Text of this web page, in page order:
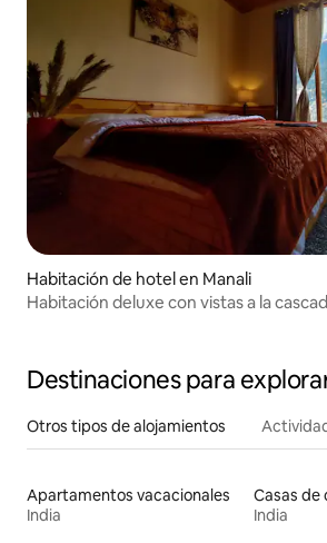
Habitación de hotel en Manali
Habitación deluxe con vistas a la
Destinaciones para
Otros tipos de alojamientos
Apartamentos vacacionales
India
India